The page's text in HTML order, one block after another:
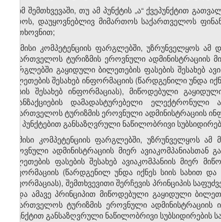
გ) იმ შემთხვევაში, თუ ამ პუნქტის „ა“ ქვეპუნქტით
ევროს, დაუყოვნებლივ მიმართოს საქართველოს
მოთხოვნით;
დ) მისი კომპეტენციის ფარგლებში, უზრუნველყოს ამ
საქართველოს ტურიზმის ეროვნული ადმინისტრაციის
ფარგლებში გაყიდული ბილეთების ფასების შესახებ
ბილეთების შესახებ ინფორმაციის (წარდგენილი უნდა
ფასის შესახებ ინფორმაციას), მიწოდებული
ტრანზაქციების დამადასტურებელი
საქართველოს ტურიზმის ეროვნული ადმინისტრაციის
“ პუნქტებით განსაზღვრული ნაწილობრივი
ე) მისი კომპეტენციის ფარგლებში, უზრუნველყოს ამ
ეროვნული ადმინისტრაციის მიერ
ბილეთების ფასების შესახებ ავიაკომპანიის მიერ
ინფორმაციის (წარდგენილ უნდა იქნეს სიის სახით
ინფორმაციას), შემთხვევითი შერჩევის პრინციპის
ან/და ამავე პრინციპით მიწოდებული გაყიდული
საქართველოს ტურიზმის ეროვნული
პუნქტით განსაზღვრული ნაწილობრივი სუბსიდირების